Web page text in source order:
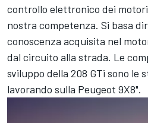
controllo elettronico dei
nostra competenza. Si basa
conoscenza acquisita nel
dal circuito alla strada. Le
sviluppo della 208 GTi sono le
lavorando sulla Peugeot 9X8".